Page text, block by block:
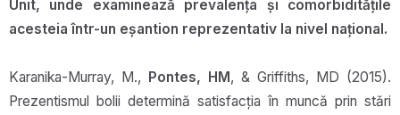
Unit, unde examinează prevalența și comorbiditățile
acesteia într-un eșantion reprezentativ la nivel național.
Karanika-Murray, M., Pontes, HM, & Griffiths, MD (2015).
Prezentismul bolii determină satisfacția în muncă prin stări